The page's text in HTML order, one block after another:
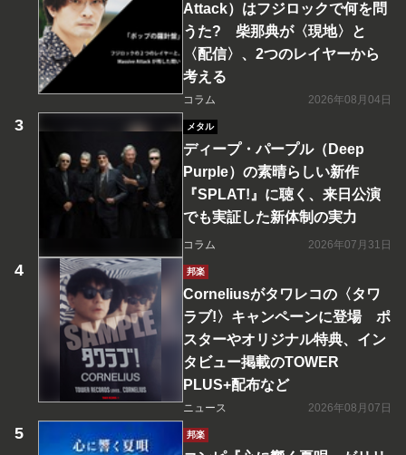
Attack）はフジロックで何を問
うた? 柴那典が〈現地〉と
〈配信〉、2つのレイヤーから
考える
コラム 2026年08月04日
メタル
ディープ・パープル（Deep
Purple）の素晴らしい新作
『SPLAT!』に聴く、来日公演
でも実証した新体制の実力
コラム 2026年07月31日
邦楽
Corneliusがタワレコの〈タワ
ラブ!〉キャンペーンに登場 ポ
スターやオリジナル特典、イン
タビュー掲載のTOWER
PLUS+配布など
ニュース 2026年08月07日
邦楽